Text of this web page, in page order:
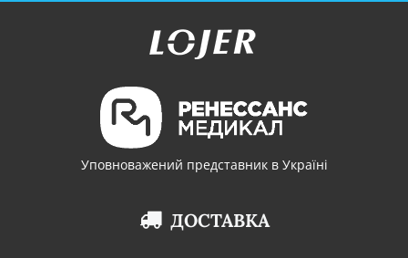
Уповноважений представник в Україні
ДОСТАВКА